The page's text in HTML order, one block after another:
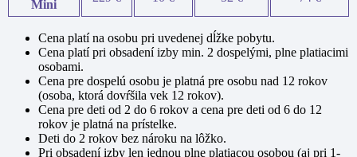
Mini
Cena platí na osobu pri uvedenej dĺžke pobytu.
Cena platí pri obsadení izby min. 2 dospelými, plne platiacimi
osobami.
Cena pre dospelú osobu je platná pre osobu nad 12 rokov
(osoba, ktorá dovŕšila vek 12 rokov).
Cena pre deti od 2 do 6 rokov a cena pre deti od 6 do 12
rokov je platná na prístelke.
Deti do 2 rokov bez nároku na lôžko.
Pri obsadení izby len jednou plne platiacou osobou (aj pri 1-